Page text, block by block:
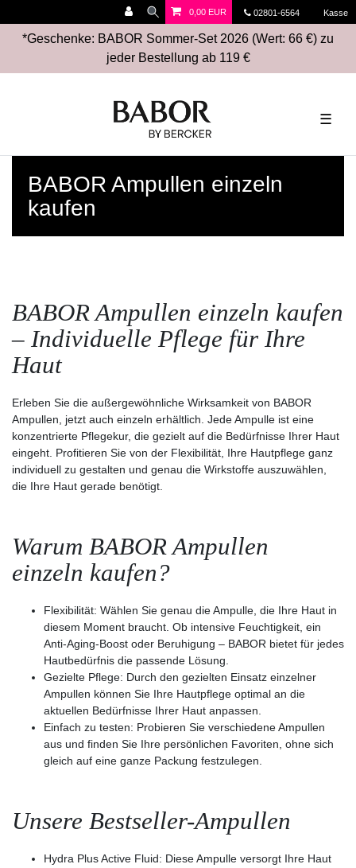
02801-6564 Kasse
0,00 EUR
*Geschenke: BABOR Sommer-Set 2026 (Wert: 66 €) zu
jeder Bestellung ab 119 €
☰
BABOR Ampullen einzeln
kaufen
BABOR Ampullen einzeln kaufen
– Individuelle Pflege für Ihre
Haut
Erleben Sie die außergewöhnliche Wirksamkeit von BABOR
Ampullen, jetzt auch einzeln erhältlich. Jede Ampulle ist eine
konzentrierte Pflegekur, die gezielt auf die Bedürfnisse Ihrer Haut
eingeht. Profitieren Sie von der Flexibilität, Ihre Hautpflege ganz
individuell zu gestalten und genau die Wirkstoffe auszuwählen,
die Ihre Haut gerade benötigt.
Warum BABOR Ampullen
einzeln kaufen?
Flexibilität: Wählen Sie genau die Ampulle, die Ihre Haut in
diesem Moment braucht. Ob intensive Feuchtigkeit, ein
Anti-Aging-Boost oder Beruhigung – BABOR bietet für jedes
Hautbedürfnis die passende Lösung.
Gezielte Pflege: Durch den gezielten Einsatz einzelner
Ampullen können Sie Ihre Hautpflege optimal an die
aktuellen Bedürfnisse Ihrer Haut anpassen.
Einfach zu testen: Probieren Sie verschiedene Ampullen
aus und finden Sie Ihre persönlichen Favoriten, ohne sich
gleich auf eine ganze Packung festzulegen.
Unsere Bestseller-Ampullen
Hydra Plus Active Fluid: Diese Ampulle versorgt Ihre Haut